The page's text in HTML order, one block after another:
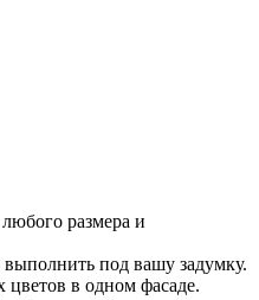
размера и
под вашу задумку.
цветов в одном фасаде.